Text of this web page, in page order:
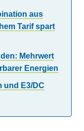
aus
Tarif spart
Mehrwert
Energien
und E3/DC